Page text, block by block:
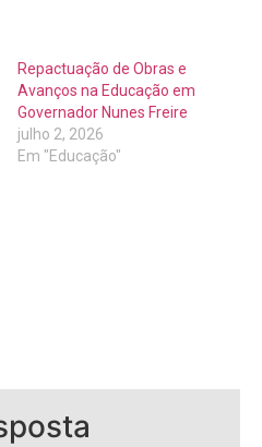
Repactuação de Obras e
Avanços na Educação em
Governador Nunes Freire
julho 2, 2026
Em "Educação"